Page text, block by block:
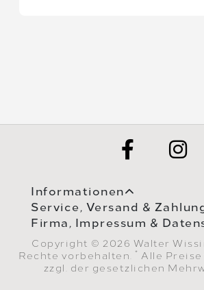
Informationen
Service, Versand &
Firma, Impressum &
Copyright © 2026 Walter
Rechte vorbehalten.
* Alle
zzgl. der gesetzlichen